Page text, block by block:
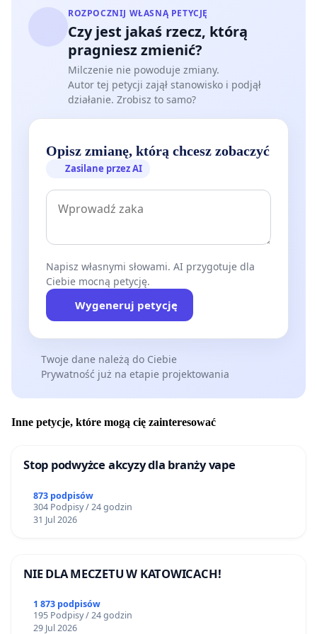
ROZPOCZNIJ WŁASNĄ PETYCJĘ
Czy jest jakaś rzecz, którą
pragniesz zmienić?
Milczenie nie powoduje zmiany.
Autor tej petycji zajął stanowisko i podjął
działanie. Zrobisz to samo?
Opisz zmianę, którą chcesz zobaczyć
Zasilane przez AI
Napisz własnymi słowami. AI przygotuje dla
Ciebie mocną petycję.
Wygeneruj petycję
Twoje dane należą do Ciebie
Prywatność już na etapie projektowania
Inne petycje, które mogą cię zainteresować
Stop podwyżce akcyzy dla branży vape
873 podpisów
304 Podpisy / 24 godzin
31 Jul 2026
NIE DLA MECZETU W KATOWICACH!
1 873 podpisów
195 Podpisy / 24 godzin
29 Jul 2026